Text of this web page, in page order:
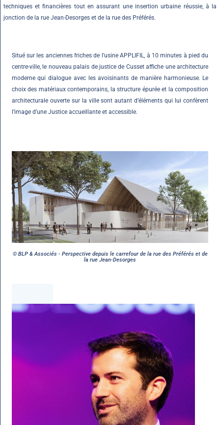
techniques et financières tout en assurant une insertion urbaine réussie, à la
jonction de la rue Jean-Desorges et de la rue des Préférés.
Situé sur les anciennes friches de l’usine APPLIFIL, à 10 minutes à pied du
centre-ville, le nouveau palais de justice de Cusset affiche une architecture
moderne qui dialogue avec les avoisinants de manière harmonieuse. Le
choix des matériaux contemporains, la structure épurée et la composition
architecturale ouverte sur la ville sont autant d’éléments qui lui confèrent
l’image d’une Justice accueillante et accessible.
© BLP & Associés - Perspective depuis le carrefour de la rue des Préférés et de
la rue Jean-Desorges